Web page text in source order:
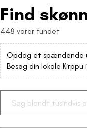
Find
448 varer fundet
Opdag et spændende
Besøg din lokale Kirppu